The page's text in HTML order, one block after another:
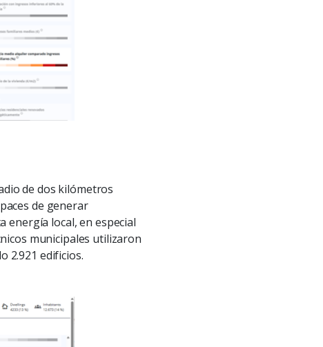
de dos kilómetros
de generar
energía local, en especial
municipales utilizaron
2.921 edificios.